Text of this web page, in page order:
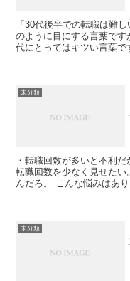
「30代後半での転職は難しい」 転職に関する話題になる
のように目にする言葉で
代にとってはキツい言葉です。 実力も経験も関係なく、
未分類
・転職回数が多いと不利だ
転職回数を少なく見せた
んだろ。 こんな悩みはありませんか。 僕は38歳で転職して職務経歴
未分類